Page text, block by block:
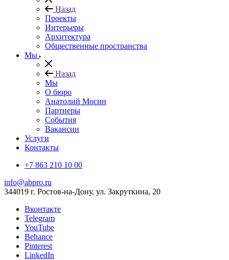
Назад
Проекты
Интерьеры
Архитектура
Общественные пространства
Мы
Назад
Мы
О бюро
Анатолий Мосин
Партнеры
События
Вакансии
Услуги
Контакты
+7 863 210 10 00
info@abpro.ru
344019 г. Ростов-на-Дону, ул. Закруткина, 20
Вконтакте
Telegram
YouTube
Behance
Pinterest
LinkedIn